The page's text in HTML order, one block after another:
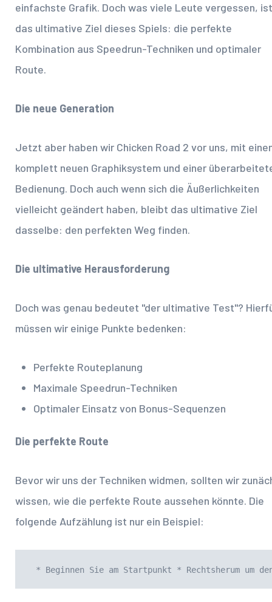
einfachste Grafik. Doch was viele Leute vergessen, ist
das ultimative Ziel dieses Spiels: die perfekte
Kombination aus Speedrun-Techniken und optimaler
Route.
Die neue Generation
Jetzt aber haben wir Chicken Road 2 vor uns, mit
komplett neuen Graphiksystem und einer
Bedienung. Doch auch wenn sich die Äußerlichkeiten
vielleicht geändert haben, bleibt das ultimative Ziel
dasselbe: den perfekten Weg finden.
Die ultimative Herausforderung
Doch was genau bedeutet "der ultimative Test"?
müssen wir einige Punkte bedenken:
Perfekte Routeplanung
Maximale Speedrun-Techniken
Optimaler Einsatz von Bonus-Sequenzen
Die perfekte Route
Bevor wir uns der Techniken widmen, sollten wir
wissen, wie die perfekte Route aussehen könnte. Die
folgende Aufzählung ist nur ein Beispiel:
* Beginnen Sie am Startpunkt * Rechtsherum